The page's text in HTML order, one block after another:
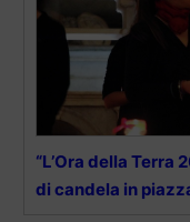
“L’Ora della Terra
di candela in